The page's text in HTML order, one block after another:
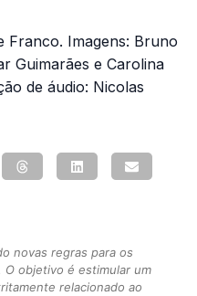
Franco. Imagens: Bruno
Guimarães e Carolina
de áudio: Nicolas
novas regras para os
objetivo é estimular um
relacionado ao